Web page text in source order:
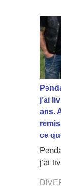
j’ai
ans.
ce
j’ai